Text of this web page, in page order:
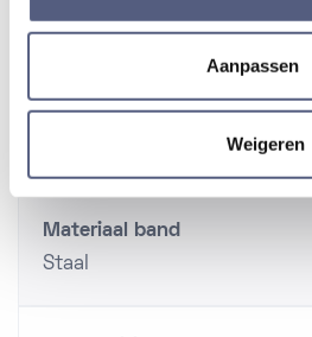
Aanpassen
Weigeren
Materiaal band
Staal